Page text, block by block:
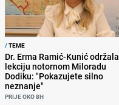
/TEME
Dr. Erma Ramić-Kunić održala
lekciju notornom Miloradu
Dodiku: "Pokazujete silno
neznanje"
PRIJE OKO 8H